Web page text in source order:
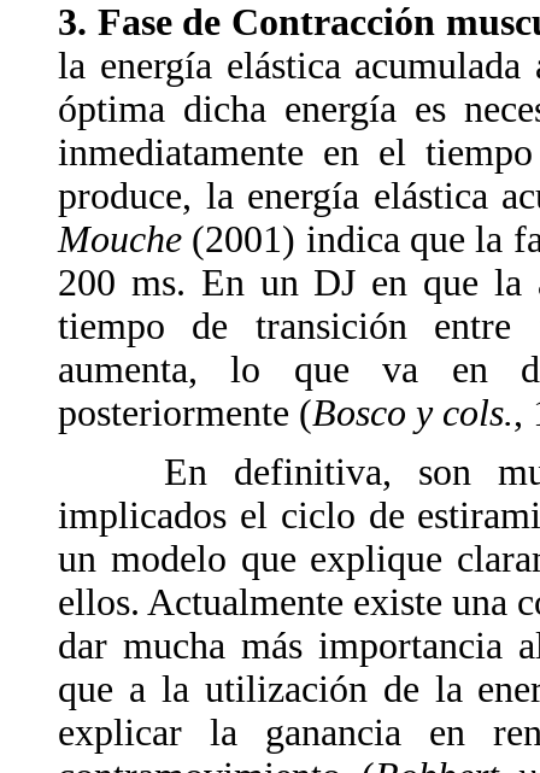
3. Fase de Contracción
la energía elástica
óptima dicha energía es
inmediatamente en el
produce, la energía elástica
Mouche (2001) indica que la
200 ms. En un DJ en que la
tiempo de transición entre
aumenta, lo que va en
posteriormente (Bosco y cols.,
En definitiva, son
implicados el ciclo de
un modelo que explique
ellos. Actualmente existe una
dar mucha más importancia
que a la utilización de la
explicar la ganancia en